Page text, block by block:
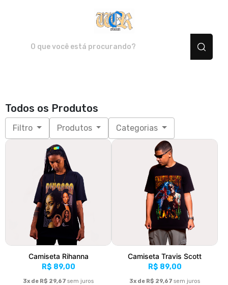
Todos os Produtos
Filtro Produtos Categorias
Camiseta Rihanna
R$ 89,00
3x de R$ 29,67 sem juros
Camiseta Travis Scott
R$ 89,00
3x de R$ 29,67 sem juros